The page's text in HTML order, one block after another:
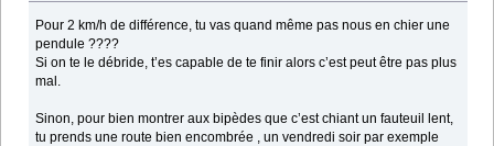
Pour 2 km/h de différence, tu vas quand même pas nous en chier une
pendule ????
Si on te le débride, t’es capable de te finir alors c’est peut être pas plus
mal.
Sinon, pour bien montrer aux bipèdes que c’est chiant un fauteuil lent,
tu prends une route bien encombrée , un vendredi soir par exemple